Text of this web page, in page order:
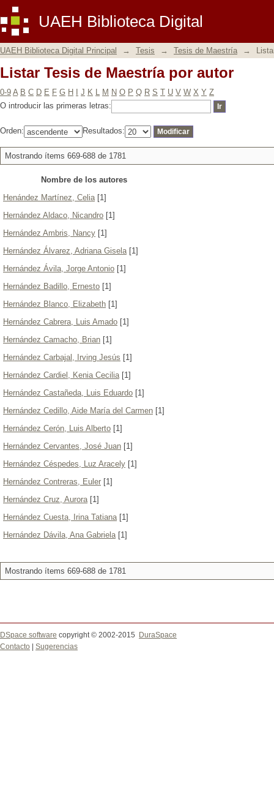
UAEH Biblioteca Digital
Listar Tesis de Maestría por autor
UAEH Biblioteca Digital Principal → Tesis → Tesis de Maestría →
Listar Tesis de Maestría por autor
0-9 A B C D E F G H J K L M N O P Q R S T U V W X Y Z
O introducir las primeras letras:
Orden: Resultados:
Mostrando ítems 669-688 de 1781
Nombre de los autores
Henández Martínez, Celia[1]
Hernández Aldaco, Nicandro [1]
Hernández Ambris, Nancy [1]
Hernández Álvarez, Adriana Gisela[1]
Hernández Ávila, Jorge Antonio [1]
Hernández Badillo, Ernesto [1]
Hernández Blanco, Elizabeth [1]
Hernández Cabrera, Luis Amado [1]
Hernández Camacho, Brian [1]
Hernández Carbajal, Irving Jesús [1]
Hernández Cardiel, Kenia Cecilia[1]
Hernández Castañeda, Luis Eduardo [1]
Hernández Cedillo, Aide María del Carmen [1]
Hernández Cerón, Luis Alberto [1]
Hernández Cervantes, José Juan [1]
Hernández Céspedes, Luz Aracely [1]
Hernández Contreras, Euler [1]
Hernández Cruz, Aurora[1]
Hernández Cuesta, Irina Tatiana[1]
Hernández Dávila, Ana Gabriela[1]
Mostrando ítems 669-688 de 1781
DSpace software copyright © 2002-2015
DuraSpace
Contacto
Sugerencias